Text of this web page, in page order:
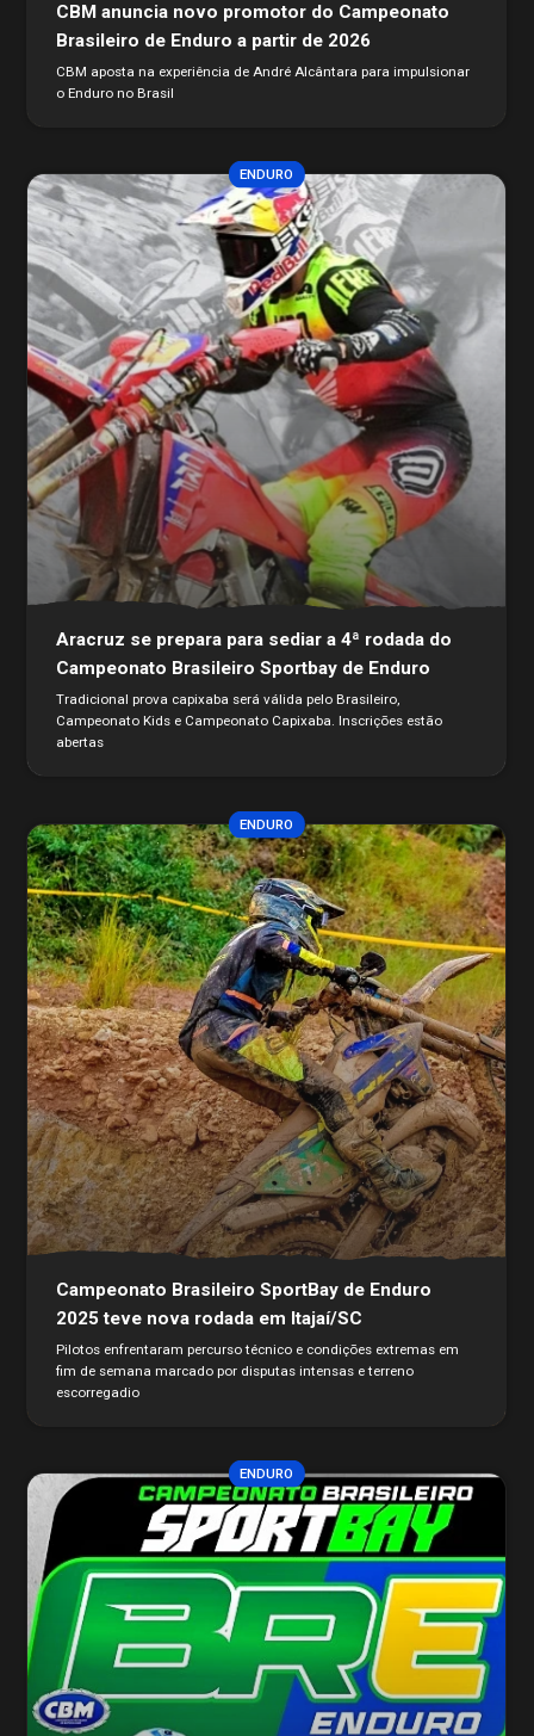
CBM anuncia novo promotor do Campeonato
Brasileiro de Enduro a partir de 2026
CBM aposta na experiência de André Alcântara para impulsionar
o Enduro no Brasil
Aracruz se prepara para sediar a 4ª rodada do
Campeonato Brasileiro Sportbay de Enduro
Tradicional prova capixaba será válida pelo Brasileiro,
Campeonato Kids e Campeonato Capixaba. Inscrições estão
abertas
ENDURO
Campeonato Brasileiro SportBay de Enduro
2025 teve nova rodada em Itajaí/SC
Pilotos enfrentaram percurso técnico e condições extremas em
fim de semana marcado por disputas intensas e terreno
escorregadio
ENDURO
ENDURO